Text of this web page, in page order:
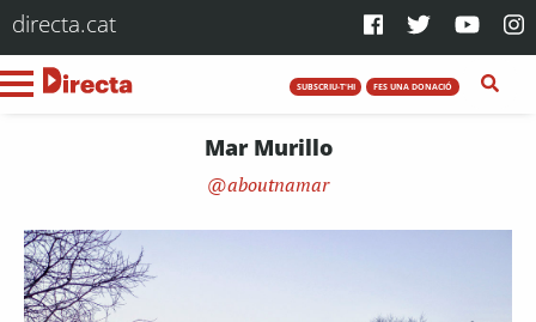
directa.cat
SUBSCRIU-T'HI FES UNA DONACIÓ
Mar Murillo
aboutnamar